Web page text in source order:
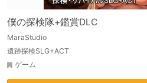
僕の探検隊+鑑賞DLC
MaraStudio
遺跡探検SLG+ACT
ゲーム